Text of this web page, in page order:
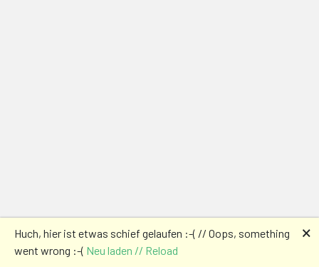
Huch, hier ist etwas schief gelaufen :-( // Oops, something
went wrong :-( Neu laden // Reload
🗙